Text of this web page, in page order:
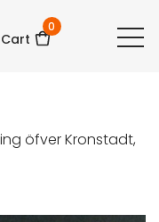
Cart
0
öfver Kronstadt,